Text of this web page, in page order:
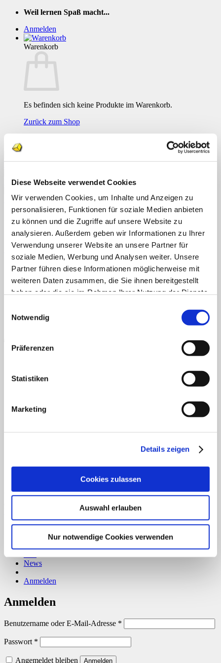
Diese Webseite verwendet Cookies
Wir verwenden Cookies, um Inhalte und Anzeigen zu
personalisieren, Funktionen für soziale Medien anbieten
zu können und die Zugriffe auf unsere Website zu
analysieren. Außerdem geben wir Informationen zu Ihrer
Verwendung unserer Website an unsere Partner für
soziale Medien, Werbung und Analysen weiter. Unsere
Partner führen diese Informationen möglicherweise mit
weiteren Daten zusammen, die Sie ihnen bereitgestellt
haben oder die sie im Rahmen Ihrer Nutzung der Dienste
Notwendig
Präferenzen
Statistiken
Marketing
Details zeigen
Cookies zulassen
Auswahl erlauben
Nur notwendige Cookies verwenden
Zum
springen
Weil lernen Spaß macht...
Anmelden
Warenkorb
Es befinden sich keine Produkte im Warenkorb.
Zurück zum Shop
Home
Über uns
Info
News
Suchen
nach:
nach:
Veröffentlicht 20. November 2020bei600 × 422in01.12.2020
Kommentare und Trackbacks sind derzeit geschlossen.
Zurück
AGB Datenschutz Widerruf Versand & Lieferung Zahlungsweisen
Impressum
Copyright 2026 ©CLOUDROCKER
Home
Über uns
News
Anmelden
Anmelden
Benutzername oder E-Mail-Adresse *
Passwort *
Angemeldet bleiben Anmelden